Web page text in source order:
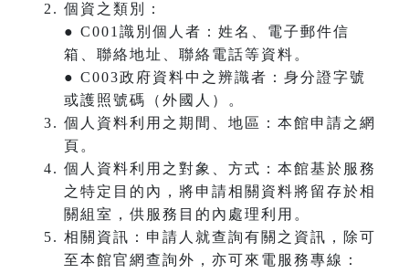
個資之類別：
● C001識別個人者：姓名、電子郵件信
箱、聯絡地址、聯絡電話等資料。
● C003政府資料中之辨識者：身分證字號
或護照號碼（外國人）。
個人資料利用之期間、地區：本館申請之網
頁。
個人資料利用之對象、方式：本館基於服務
之特定目的內，將申請相關資料將留存於相
關組室，供服務目的內處理利用。
相關資訊：申請人就查詢有關之資訊，除可
至本館官網查詢外，亦可來電服務專線：